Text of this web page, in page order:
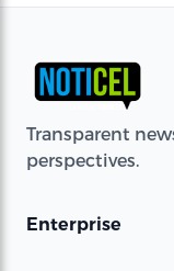
Transparent
perspectives.
Enterprise